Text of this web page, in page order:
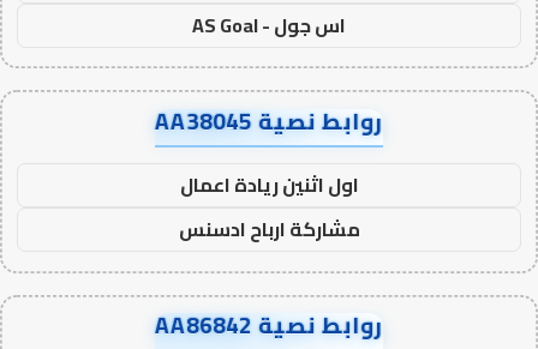
اس جول - AS Goal
روابط نصية AA38045
اول اثنين ريادة اعمال
مشاركة ارباح ادسنس
روابط نصية AA86842